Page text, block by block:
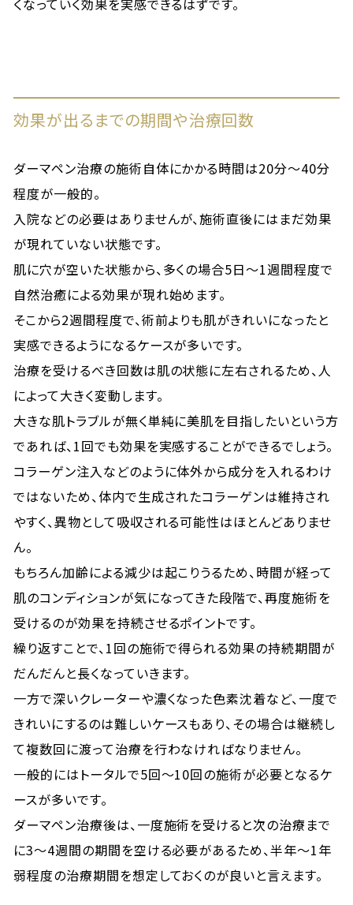
くなっていく効果を実感できるはずです。
効果が出るまでの期間や治療回数
ダーマペン治療の施術自体にかかる時間は20分～40分
程度が一般的。
入院などの必要はありませんが、施術直後にはまだ効果
が現れていない状態です。
肌に穴が空いた状態から、多くの場合5日～1週間程度で
自然治癒による効果が現れ始めます。
そこから2週間程度で、術前よりも肌がきれいになったと
実感できるようになるケースが多いです。
治療を受けるべき回数は肌の状態に左右されるため、人
によって大きく変動します。
大きな肌トラブルが無く単純に美肌を目指したいという方
であれば、1回でも効果を実感することができるでしょう。
コラーゲン注入などのように体外から成分を入れるわけ
ではないため、体内で生成されたコラーゲンは維持され
やすく、異物として吸収される可能性はほとんどありませ
ん。
もちろん加齢による減少は起こりうるため、時間が経って
肌のコンディションが気になってきた段階で、再度施術を
受けるのが効果を持続させるポイントです。
繰り返すことで、1回の施術で得られる効果の持続期間が
だんだんと長くなっていきます。
一方で深いクレーターや濃くなった色素沈着など、一度で
きれいにするのは難しいケースもあり、その場合は継続し
て複数回に渡って治療を行わなければなりません。
一般的にはトータルで5回～10回の施術が必要となるケ
ースが多いです。
ダーマペン治療後は、一度施術を受けると次の治療まで
に3～4週間の期間を空ける必要があるため、半年～1年
弱程度の治療期間を想定しておくのが良いと言えます。